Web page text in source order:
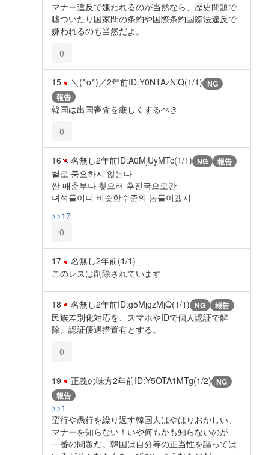
マナー違反で嫌われるのが当然なら、歴史問題で
嘘ついたり国家間の条約や国際条約国際法違反で
嫌われるのも当然だよ。
0
15 ＼(^o^)／2年前ID:Y0NTAzNjQ(1/1) NG
報告
韓国は出国審査を厳しくするべき
0
16 名無し2年前ID:A0MjUyMTc(1/1) NG 報告
별로 중요하지 않는다
싼 매춘부나 찾으러 후진국으로간
녀석들이니 비슷한수준의 놈들이겠지
>>17
0
17 名無し2年前(1/1)
このレスは削除されています
18 名無し2年前ID:g5MjgzMjQ(1/1) NG 報告
民族差別化対応を、スマホやIDで個人認証で解
除。認証優遇措置有とする。
0
19 正義の味方2年前ID:Y5OTA1MTg(1/2) NG
報告
>>1
蛮行や愚行を繰り返す韓国人はやはりおかしい。
マナーを知らない！いや何もかも知らないのが
一番の問題だ。韓国は自分等の正当性を謳っては